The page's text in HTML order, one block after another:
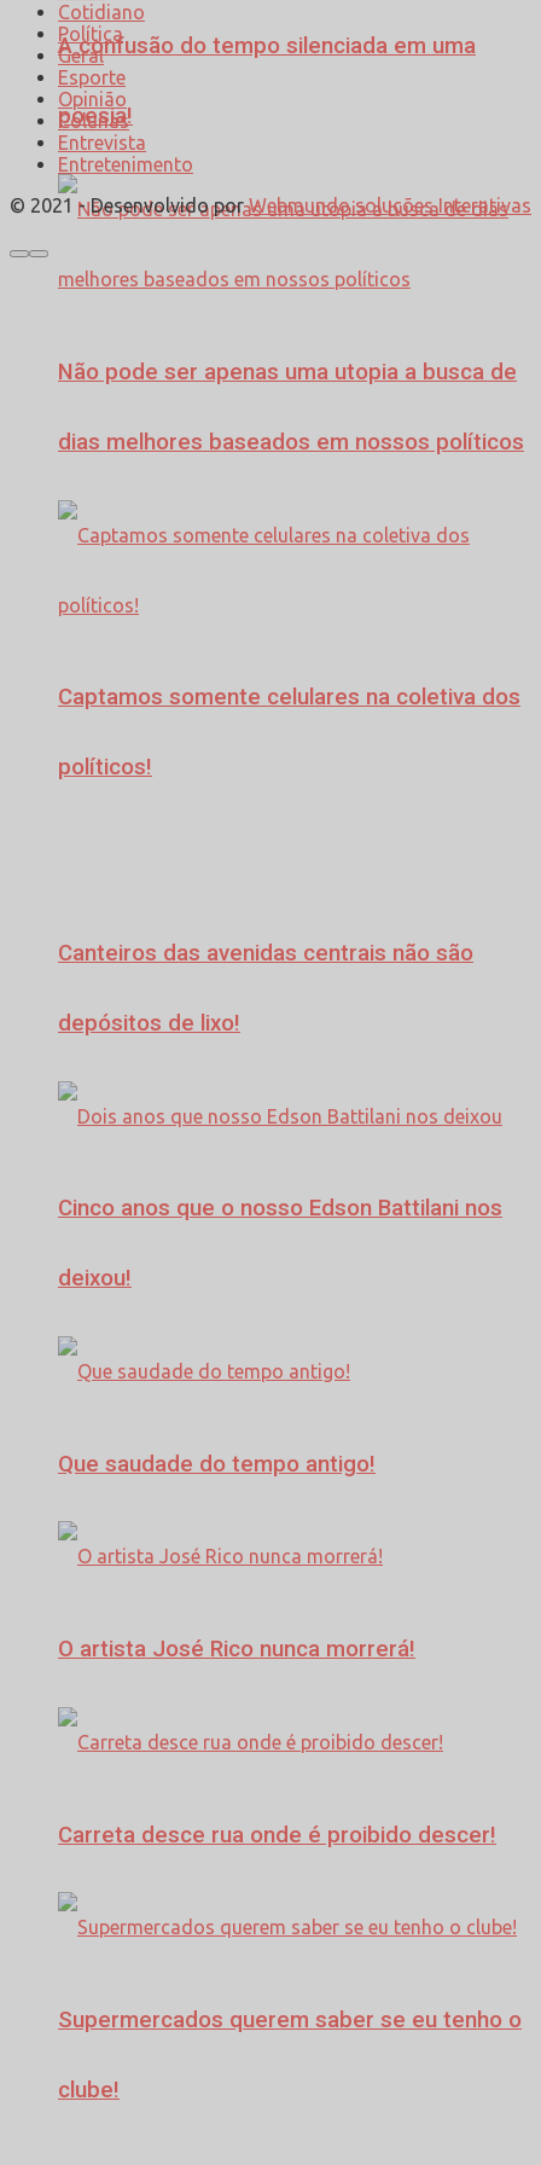
A confusão do tempo silenciada em uma
poesia!
Não pode ser apenas uma utopia a busca de
dias melhores baseados em nossos políticos
Captamos somente celulares na coletiva dos
políticos!
Canteiros das avenidas centrais não são
depósitos de lixo!
Cinco anos que o nosso Edson Battilani nos
deixou!
Que saudade do tempo antigo!
O artista José Rico nunca morrerá!
Carreta desce rua onde é proibido descer!
Supermercados querem saber se eu tenho o
clube!
Cotidiano
Política
Geral
Esporte
Opinião
Colunas
Entrevista
Entretenimento
© 2021 - Desenvolvido porWebmundo soluções Interativas